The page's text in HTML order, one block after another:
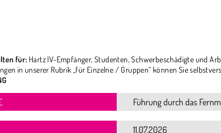
für: Hartz IV-Empfänger, Studenten, Schwerbeschädigte und
in unserer Rubrik „für Einzelne / Gruppen“ können Sie